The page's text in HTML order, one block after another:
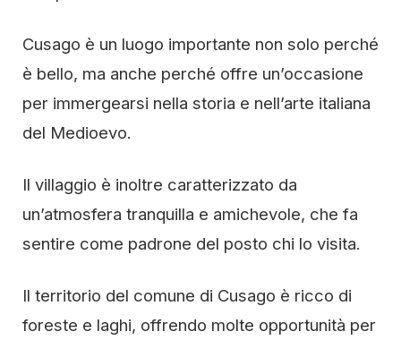
Cusago è un luogo importante non solo perché
è bello, ma anche perché offre un’occasione
per immergearsi nella storia e nell’arte italiana
del Medioevo.
Il villaggio è inoltre caratterizzato da
un’atmosfera tranquilla e amichevole, che fa
sentire come padrone del posto chi lo visita.
Il territorio del comune di Cusago è ricco di
foreste e laghi, offrendo molte opportunità per